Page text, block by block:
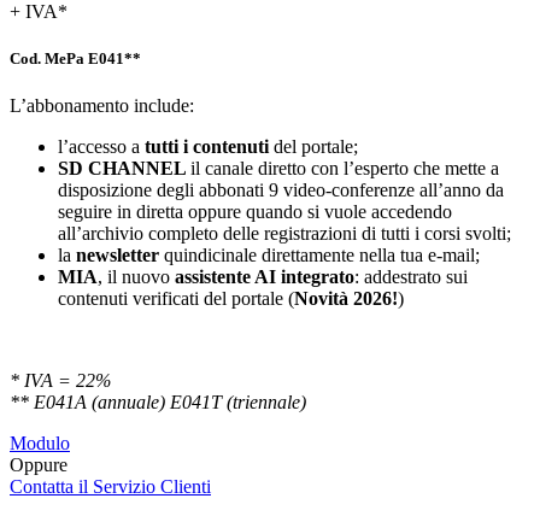
+ IVA*
Cod. MePa E041**
L’abbonamento include:
l’accesso a tutti i contenutidel portale;
SD CHANNEL il canale diretto con l’esperto che mette a
disposizione degli abbonati 9 video-conferenze all’anno da
seguire in diretta oppure quando si vuole accedendo
all’archivio completo delle registrazioni di tutti i corsi svolti;
la newsletter quindicinale direttamente nella tua e-mail;
MIA, il nuovo assistente AI integrato: addestrato sui
contenuti verificati del portale (Novità 2026!)
* IVA = 22%
** E041A (annuale) E041T (triennale)
Modulo
Oppure
Contatta il Servizio Clienti